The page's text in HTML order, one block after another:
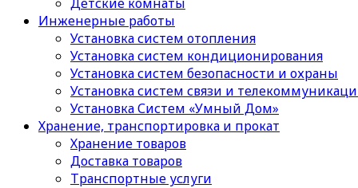
Инженерные работы
Установка систем отопления
Установка систем кондиционирования
Установка систем безопасности и охраны
Установка систем связи и
Установка Систем «Умный Дом»
Хранение, транспортировка и прокат
Хранение товаров
Доставка товаров
Транспортные услуги